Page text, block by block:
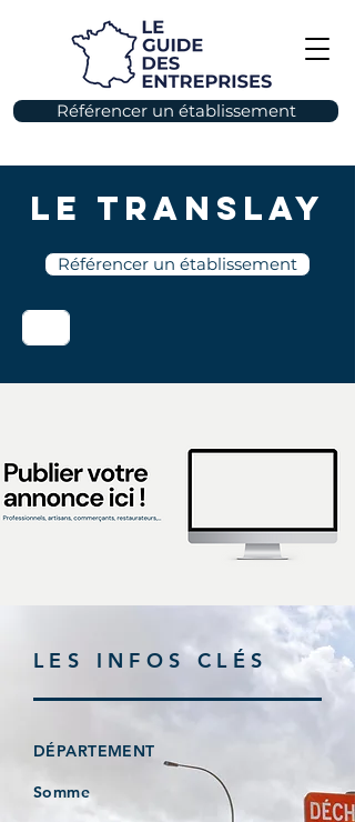
Référencer un établissement
Le Translay
Référencer un établissement
LES INFOS CLÉS
DÉPARTEMENT
Somme